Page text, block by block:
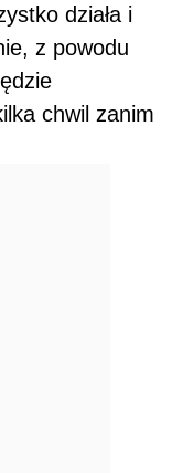
działa i
z powodu
chwil zanim